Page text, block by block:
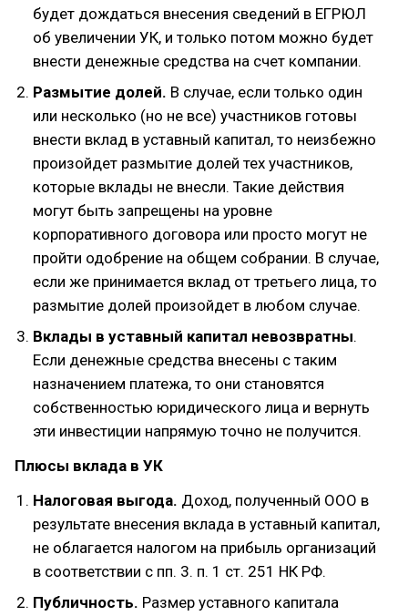
будет дождаться внесения сведений в ЕГРЮЛ
об увеличении УК, и только потом можно будет
внести денежные средства на счет компании.
Размытие долей. В случае, если только один
или несколько (но не все) участников готовы
внести вклад в уставный капитал, то неизбежно
произойдет размытие долей тех участников,
которые вклады не внесли. Такие действия
могут быть запрещены на уровне
корпоративного договора или просто могут не
пройти одобрение на общем собрании. В случае,
если же принимается вклад от третьего лица, то
размытие долей произойдет в любом случае.
Вклады в уставный капитал невозвратны.
Если денежные средства внесены с таким
назначением платежа, то они становятся
собственностью юридического лица и вернуть
эти инвестиции напрямую точно не получится.
Плюсы вклада в УК
Налоговая выгода. Доход, полученный ООО в
результате внесения вклада в уставный капитал,
не облагается налогом на прибыль организаций
в соответствии с пп. 3. п. 1 ст. 251 НК РФ.
Публичность. Размер уставного капитала